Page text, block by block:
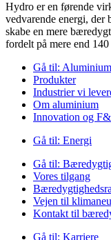
Hydro er en førende
vedvarende energi, der
skabe en mere
fordelt på mere end
Gå til: Aluminium
Produkter
Industrier vi
Om aluminium
Innovation og
Gå til: Energi
Gå til:
Vores tilgang
Vejen til
Kontakt til
Gå til: Karriere